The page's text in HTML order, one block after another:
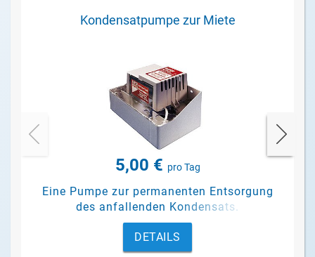
Kondensatpumpe zur Miete
5,00 € pro Tag
Eine Pumpe zur permanenten Entsorgung
des anfallenden Kondensats.
DETAILS